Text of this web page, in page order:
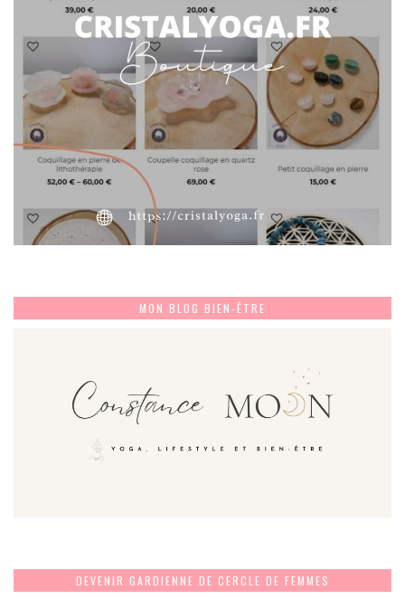
MON BLOG BIEN-ÊTRE
DEVENIR GARDIENNE DE CERCLE DE FEMMES